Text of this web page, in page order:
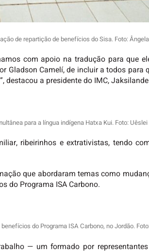
de repartição de benefícios do Sisa. Foto:
com apoio na tradução para que
Gladson Camelí, de incluir a todos
a presidente do IMC,
para a língua indígena Hatxa Kui. Foto:
ribeirinhos e extrativistas, tendo
que abordaram temas como
do Programa ISA Carbono.
do Programa ISA Carbono, no Jordão.
— um formado por